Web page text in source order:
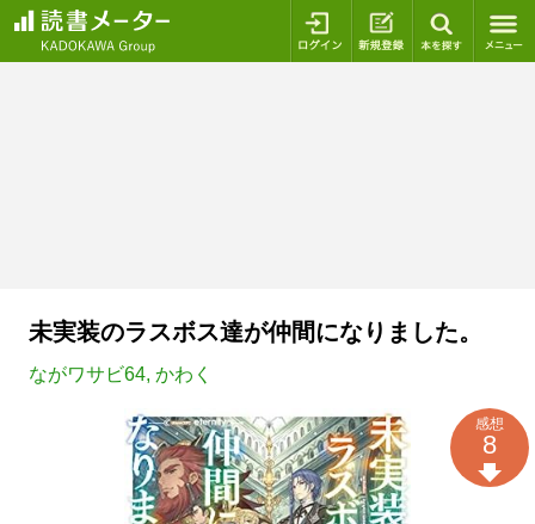
ログイン 新規登録
未実装のラスボス達が仲間になりました。
ながワサビ64, かわく
感想
8